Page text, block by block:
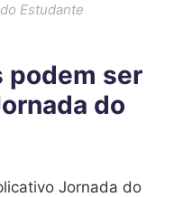
Estudante
podem ser
do
Jornada do